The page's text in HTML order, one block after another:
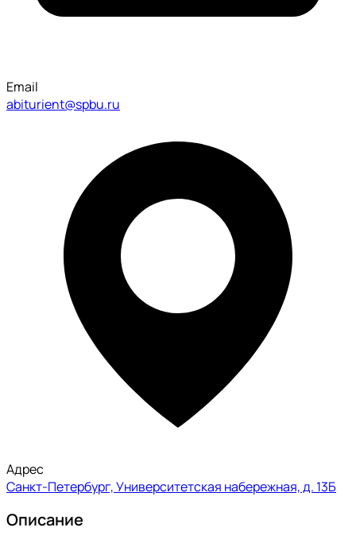
Email
abiturient@spbu.ru
Адрес
Санкт-Петербург, Университетская набережная, д. 13Б
Описание